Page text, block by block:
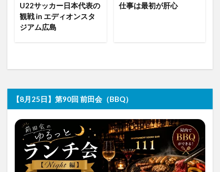
U22サッカー日本代表の
観戦 in エディオンスタ
ジアム広島
仕事は最初が肝心
【8月25日】第90回 前田会（BBQ）